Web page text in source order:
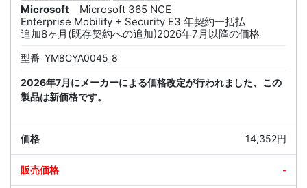
Microsoft
Microsoft 365 NCE
Enterprise Mobility + Security E3 年契約一括払
追加8ヶ月(既存契約への追加)2026年7月以降の価格
型番 YM8CYA0045_8
2026年7月にメーカーによる価格改定が行われました、この
製品は新価格です。
14,352円
-